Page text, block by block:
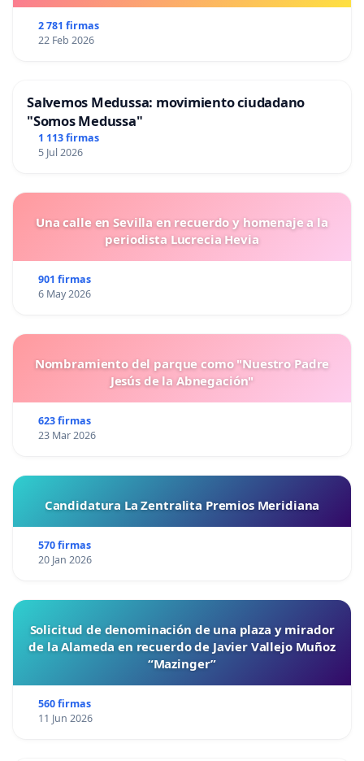
2 781 firmas
22 Feb 2026
Salvemos Medussa: movimiento ciudadano
"Somos Medussa"
1 113 firmas
5 Jul 2026
Una calle en Sevilla en recuerdo y homenaje a la
periodista Lucrecia Hevia
901 firmas
6 May 2026
Nombramiento del parque como "Nuestro Padre
Jesús de la Abnegación"
623 firmas
23 Mar 2026
Candidatura La Zentralita Premios Meridiana
570 firmas
20 Jan 2026
Solicitud de denominación de una plaza y mirador
de la Alameda en recuerdo de Javier Vallejo Muñoz
“Mazinger”
560 firmas
11 Jun 2026